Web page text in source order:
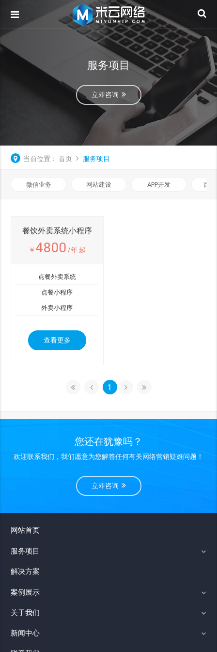
服务项目
立即咨询
当前位置： 首页 服务项目
微信业务 网站建设 APP开发 百
餐饮外卖系统小程序
￥ 4800 /年 起
点餐外卖系统
点餐小程序
外卖小程序
查看更多
1
您还在犹豫吗？
欢迎联系我们，我们愿意为您解答任何有关网络营销疑难问题！
立即咨询
网站首页
服务项目
解决方案
案例展示
关于我们
新闻中心